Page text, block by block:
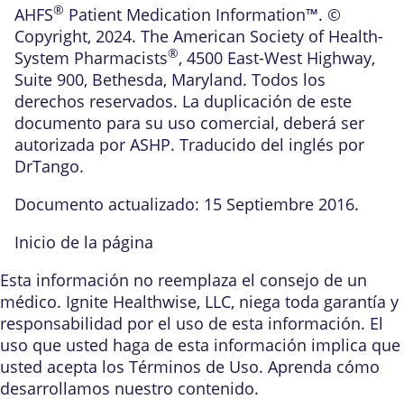
AHFS® Patient Medication Information™. ©
Copyright, 2024. The American Society of Health-
System Pharmacists®, 4500 East-West Highway,
Suite 900, Bethesda, Maryland. Todos los
derechos reservados. La duplicación de este
documento para su uso comercial, deberá ser
autorizada por ASHP. Traducido del inglés por
DrTango.
Documento actualizado: 15 Septiembre 2016.
Inicio de la página
Esta información no reemplaza el consejo de un
médico. Ignite Healthwise, LLC, niega toda garantía y
responsabilidad por el uso de esta información. El
uso que usted haga de esta información implica que
usted acepta los Términos de Uso. Aprenda cómo
desarrollamos nuestro contenido.